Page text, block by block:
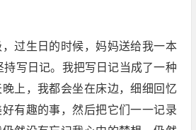
过生日的时候，妈妈送给我一本
持写日记。我把写日记当成了一种
上，我都会坐在床边，细细回忆
有趣的事，然后把它们一一记录